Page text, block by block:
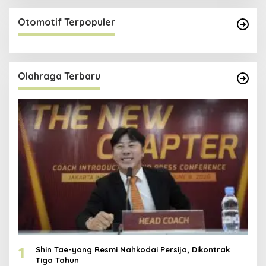
Otomotif Terpopuler
Olahraga Terbaru
1
Shin Tae-yong Resmi Nahkodai Persija, Dikontrak
Tiga Tahun